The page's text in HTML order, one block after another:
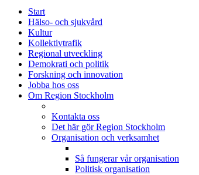
Start
Hälso- och sjukvård
Kultur
Kollektivtrafik
Regional utveckling
Demokrati och politik
Forskning och innovation
Jobba hos oss
Om Region Stockholm
Kontakta oss
Det här gör Region Stockholm
Organisation och verksamhet
Så fungerar vår organisation
Politisk organisation